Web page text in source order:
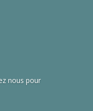
nous pour